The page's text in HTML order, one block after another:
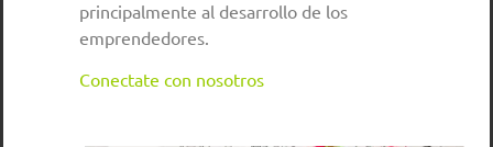
principalmente al desarrollo de los
emprendedores.
Conectate con nosotros